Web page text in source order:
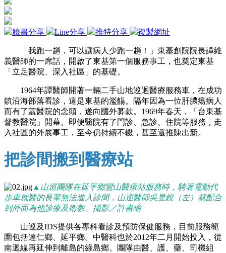
臉書分享 Line分享 推特分享 複製網址
「我跑一趟，可以讓病人少跑一趟！」東基創院院長譚維
義醫師的一席話，開啟了東基第一個服務事工，也奠定東基
「立足醫院、深入社區」的基礎。
1964年譚醫師開著一輛二手山地巡迴醫療服務車，在成功
鎮沿海部落看診，這是東基的濫觴。隔年因為一位肝膿瘍病人
而有了蓋醫院的念頭，遂向國外募款。1969年春天，「台東基
督教醫院」開幕。即便醫院有了門診、急診、住院等服務，走
入社區的外展事工，至今仍持續不輟，甚至還推陳出新。
把診間搬到醫療站
▲山巡團隊在延平鄉鸞山醫療站服務時，騎著電動代
步車就醫的長輩無法進入診間，山巡醫師吳昱銳（左）就配合
到外面為他診療及衛教。攝影／許書瑜
山巡及IDS提供各專科看診及預防保健服務，目前服務範
圍包括達仁鄉、延平鄉。中醫科也於2012年二月開始投入，從
南迴線再延伸到離島的綠島鄉。團隊由醫、護、藥、司機組